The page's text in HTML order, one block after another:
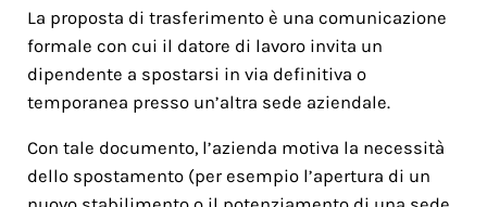
La proposta di trasferimento è una comunicazione
formale con cui il datore di lavoro invita un
dipendente a spostarsi in via definitiva o
temporanea presso un’altra sede aziendale.
Con tale documento, l’azienda motiva la necessità
dello spostamento (per esempio l’apertura di un